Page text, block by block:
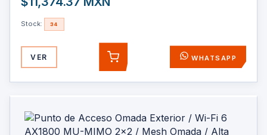
Stock: 34
VER AGREGAR WHATSAPP